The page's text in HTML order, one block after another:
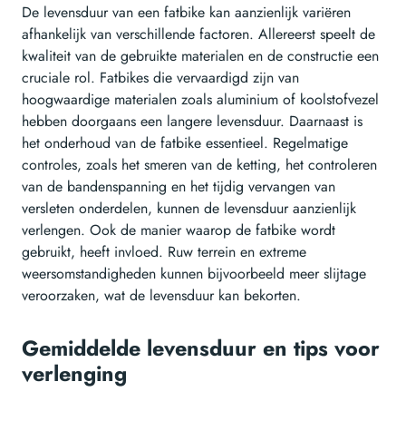
De levensduur van een fatbike kan aanzienlijk variëren
afhankelijk van verschillende factoren. Allereerst speelt de
kwaliteit van de gebruikte materialen en de constructie een
cruciale rol. Fatbikes die vervaardigd zijn van
hoogwaardige materialen zoals aluminium of koolstofvezel
hebben doorgaans een langere levensduur. Daarnaast is
het onderhoud van de fatbike essentieel. Regelmatige
controles, zoals het smeren van de ketting, het controleren
van de bandenspanning en het tijdig vervangen van
versleten onderdelen, kunnen de levensduur aanzienlijk
verlengen. Ook de manier waarop de fatbike wordt
gebruikt, heeft invloed. Ruw terrein en extreme
weersomstandigheden kunnen bijvoorbeeld meer slijtage
veroorzaken, wat de levensduur kan bekorten.
Gemiddelde levensduur en tips voor
verlenging